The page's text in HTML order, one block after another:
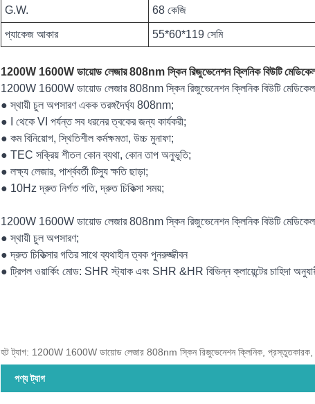
G.W. 68 কেজি
প্যাকেজ আকার 55*60*119 সেমি
1200W 1600W ডায়োড লেজার 808nm স্কিন রিজুভেনেশন ক্লিনিক বিউটি মেডিকেল
1200W 1600W ডায়োড লেজার 808nm স্কিন রিজুভেনেশন ক্লিনিক বিউটি মেডিকেল
● স্থায়ী চুল অপসারণ একক তরঙ্গদৈর্ঘ্য 808nm;
● I থেকে VI পর্যন্ত সব ধরনের ত্বকের জন্য কার্যকরী;
● কম বিনিয়োগ, স্থিতিশীল কর্মক্ষমতা, উচ্চ মুনাফা;
● TEC সক্রিয় শীতল কোন ব্যথা, কোন তাপ অনুভূতি;
● লক্ষ্য লেজার, পার্শ্ববর্তী টিস্যু ক্ষতি ছাড়া;
● 10Hz দ্রুত নির্গত গতি, দ্রুত চিকিত্সা সময়;
1200W 1600W ডায়োড লেজার 808nm স্কিন রিজুভেনেশন ক্লিনিক বিউটি মেডিকেল
● স্থায়ী চুল অপসারণ;
● দ্রুত চিকিত্সার গতির সাথে ব্যথাহীন ত্বক পুনরুজ্জীবন
● ট্রিপল ওয়ার্কিং মোড: SHR স্ট্যাক এবং SHR &HR বিভিন্ন ক্লায়েন্টের চাহিদা অনুযায়ী
হট ট্যাগ: 1200W 1600W ডায়োড লেজার 808nm স্কিন রিজুভেনেশন ক্লিনিক, প্রস্তুতকারক,
পণ্য ট্যাগ